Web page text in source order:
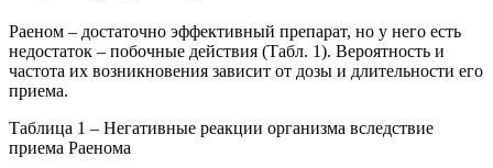
Раеном – достаточно эффективный препарат, но у него есть
недостаток – побочные действия (Табл. 1). Вероятность и
частота их возникновения зависит от дозы и длительности его
приема.
Таблица 1 – Негативные реакции организма вследствие
приема Раенома